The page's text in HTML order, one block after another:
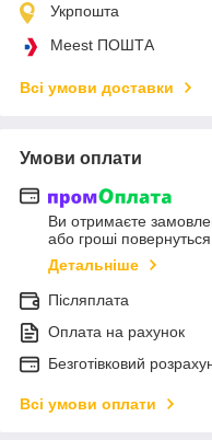
Укрпошта
Meest ПОШТА
Всі умови доставки
Умови оплати
Ви отримаєте
або гроші
Детальніше
Післяплата
Оплата на рахунок
Безготівковий
Всі умови оплати